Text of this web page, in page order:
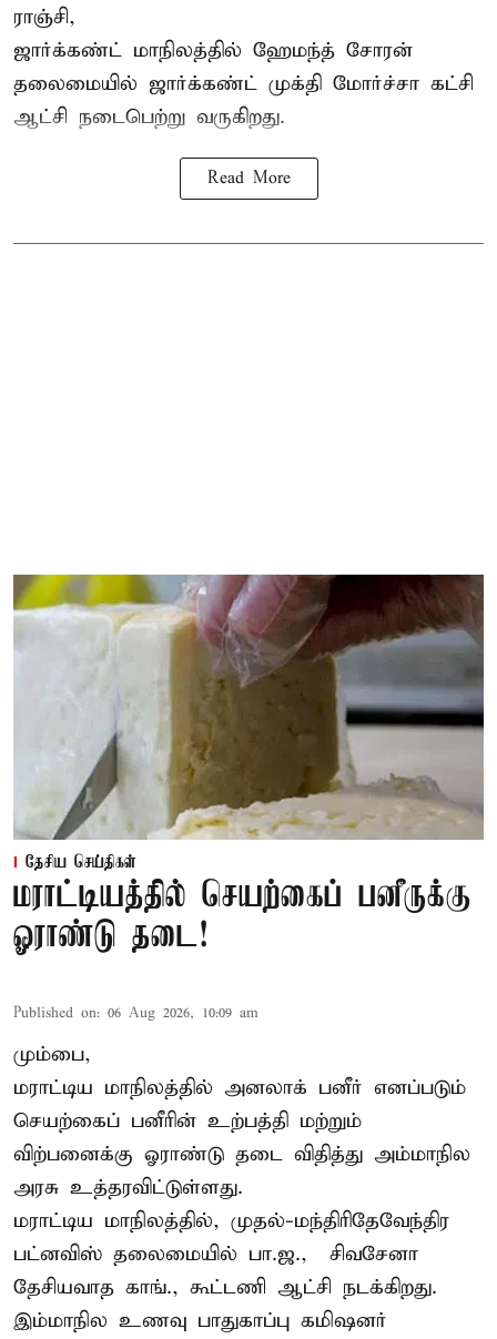
ராஞ்சி,
ஜார்க்கண்ட் மாநிலத்தில் ஹேமந்த் சோரன்
தலைமையில் ஜார்க்கண்ட் முக்தி மோர்ச்சா கட்சி
ஆட்சி நடைபெற்று வருகிறது.
Read More
தேசிய செய்திகள்
மராட்டியத்தில் செயற்கைப் பனீருக்கு
ஓராண்டு தடை!
Published on: 06 Aug 2026, 10:09 am
மும்பை,
மராட்டிய மாநிலத்தில் அனலாக் பனீர் எனப்படும்
செயற்கைப் பனீரின் உற்பத்தி மற்றும்
விற்பனைக்கு ஓராண்டு தடை விதித்து அம்மாநில
அரசு உத்தரவிட்டுள்ளது.
மராட்டிய மாநிலத்தில், முதல்-மந்திரிதேவேந்திர
பட்னவிஸ் தலைமையில் பா.ஜ., – சிவசேனா –
தேசியவாத காங்., கூட்டணி ஆட்சி நடக்கிறது.
இம்மாநில உணவு பாதுகாப்பு கமிஷனர்